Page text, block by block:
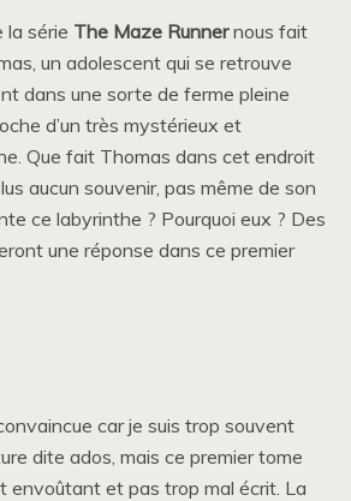
la série The Maze Runnernous fait
un adolescent qui se retrouve
dans une sorte de ferme pleine
d’un très mystérieux et
Que fait Thomas dans cet endroit
aucun souvenir, pas même de son
ce labyrinthe ? Pourquoi eux ? Des
une réponse dans ce premier
car je suis trop souvent
dite ados, mais ce premier tome
envoûtant et pas trop mal écrit. La